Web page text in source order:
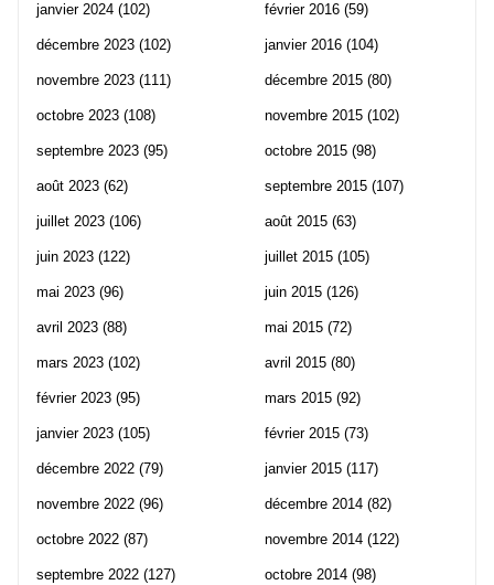
janvier 2024 (102)
décembre 2023 (102)
novembre 2023 (111)
octobre 2023 (108)
septembre 2023 (95)
août 2023 (62)
juillet 2023 (106)
juin 2023 (122)
mai 2023 (96)
avril 2023 (88)
mars 2023 (102)
février 2023 (95)
janvier 2023 (105)
décembre 2022 (79)
novembre 2022 (96)
octobre 2022 (87)
septembre 2022 (127)
février 2016 (59)
janvier 2016 (104)
décembre 2015 (80)
novembre 2015 (102)
octobre 2015 (98)
septembre 2015 (107)
août 2015 (63)
juillet 2015 (105)
juin 2015 (126)
mai 2015 (72)
avril 2015 (80)
mars 2015 (92)
février 2015 (73)
janvier 2015 (117)
décembre 2014 (82)
novembre 2014 (122)
octobre 2014 (98)